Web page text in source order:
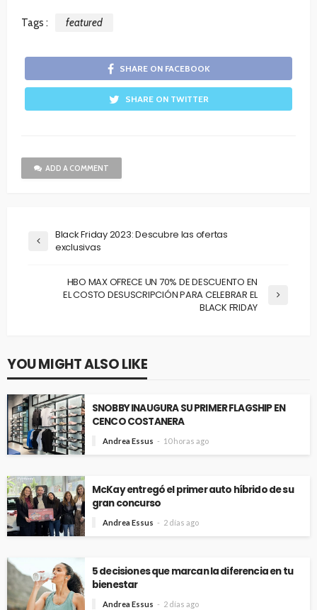
Tags : featured
SHARE ON FACEBOOK
SHARE ON TWITTER
ADD A COMMENT
Black Friday 2023: Descubre las ofertas
exclusivas
HBO MAX OFRECE UN 70% DE DESCUENTO EN
EL COSTO DESUSCRIPCIÓN PARA CELEBRAR EL
BLACK FRIDAY
YOU MIGHT ALSO LIKE
SNOBBY INAUGURA SU PRIMER FLAGSHIP EN
CENCO COSTANERA
Andrea Essus 10 horas ago
McKay entregó el primer auto híbrido de su
gran concurso
Andrea Essus 2 días ago
5 decisiones que marcan la diferencia en tu
bienestar
Andrea Essus 2 días ago